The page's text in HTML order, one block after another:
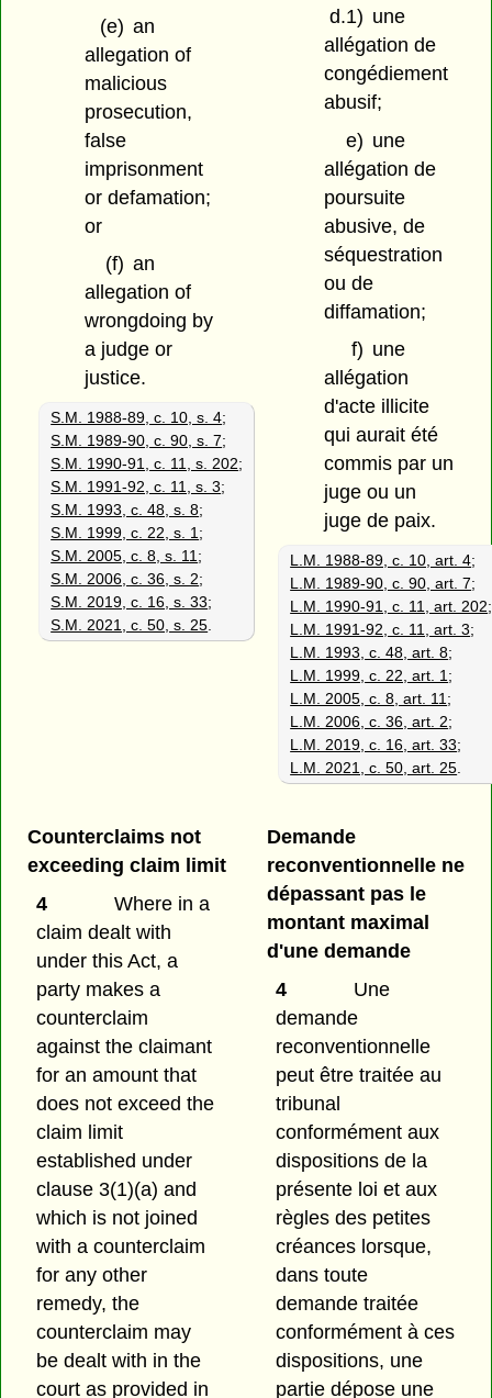
(e) an
allegation of
malicious
prosecution,
false
imprisonment
or defamation;
or
(f) an
allegation of
wrongdoing by
a judge or
justice.
S.M. 1988-89, c. 10, s. 4;
S.M. 1989-90, c. 90, s. 7;
S.M. 1990-91, c. 11, s. 202;
S.M. 1991-92, c. 11, s. 3;
S.M. 1993, c. 48, s. 8;
S.M. 1999, c. 22, s. 1 ;
S.M. 2005, c. 8, s. 11 ;
S.M. 2006, c. 36, s. 2;
S.M. 2019, c. 16, s. 33;
S.M. 2021, c. 50, s. 25
d.1) une
allégation de
congédiement
abusif;
e) une
allégation de
poursuite
abusive, de
séquestration
ou de
diffamation;
f) une
allégation
d'acte illicite
qui aurait été
commis par un
juge ou un
juge de paix.
L.M. 1988-89, c. 10, art. 4;
L.M. 1989-90, c. 90, art. 7;
L.M. 1990-91, c. 11, art. 202;
L.M. 1991-92, c. 11, art. 3;
L.M. 1993, c. 48, art. 8;
L.M. 1999, c. 22, art. 1 ;
L.M. 2005, c. 8, art. 11 ;
L.M. 2006, c. 36, art. 2;
L.M. 2019, c. 16, art. 33;
L.M. 2021, c. 50, art. 25
Counterclaims not
exceeding claim limit
4
Where in a
claim dealt with
under this Act, a
party makes a
counterclaim
against the claimant
for an amount that
does not exceed the
claim limit
established under
clause 3(1)⁠(a) and
which is not joined
with a counterclaim
for any other
remedy, the
counterclaim may
be dealt with in the
court as provided in
Demande
reconventionnelle ne
dépassant pas le
montant maximal
d'une demande
4
Une
demande
reconventionnelle
peut être traitée au
tribunal
conformément aux
dispositions de la
présente loi et aux
règles des petites
créances lorsque,
dans toute
demande traitée
conformément à ces
dispositions, une
partie dépose une